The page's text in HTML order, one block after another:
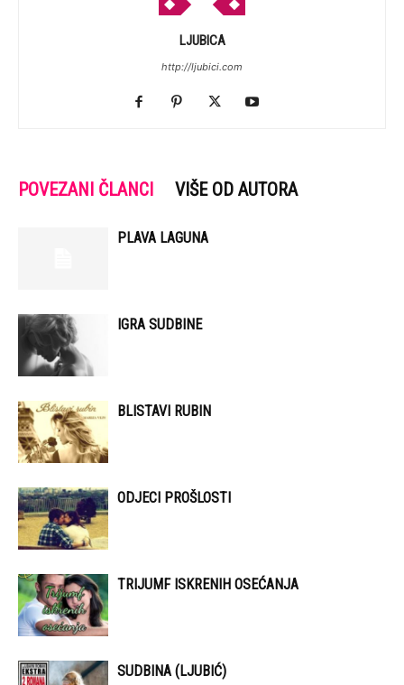
LJUBICA
http://ljubici.com
POVEZANI ČLANCI VIŠE OD AUTORA
PLAVA LAGUNA
IGRA SUDBINE
BLISTAVI RUBIN
ODJECI PROŠLOSTI
TRIJUMF ISKRENIH OSEĆANJA
SUDBINA (LJUBIĆ)